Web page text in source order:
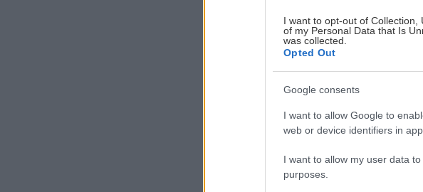
I want to opt-out of Collection,
of my Personal Data that Is
was collected.
Opted Out
Google consents
I want to allow Google to
web or device identifiers in
I want to allow my user data
purposes.
5'
Προετοιμασία